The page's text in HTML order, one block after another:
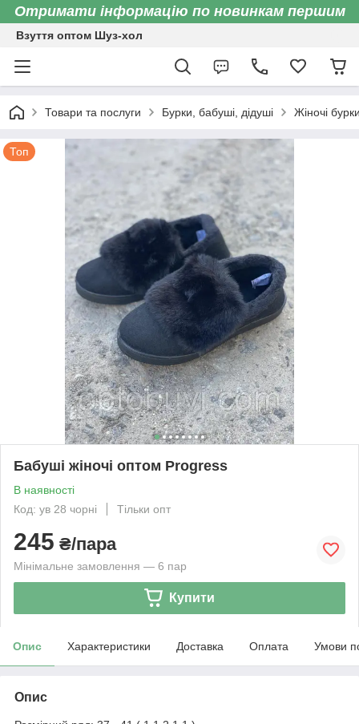
Отримати інформацію по новинкам першим
Взуття оптом Шуз-хол
Товари та послуги Бурки, бабуші, дідуші Жіночі
Топ
Бабуші жіночі оптом Progress
В наявності
Код: ув 28 чорні
Тільки опт
245 ₴/пара
Мінімальне замовлення — 6 пар
Купити
Опис Характеристики Доставка Оплата Умови
Опис